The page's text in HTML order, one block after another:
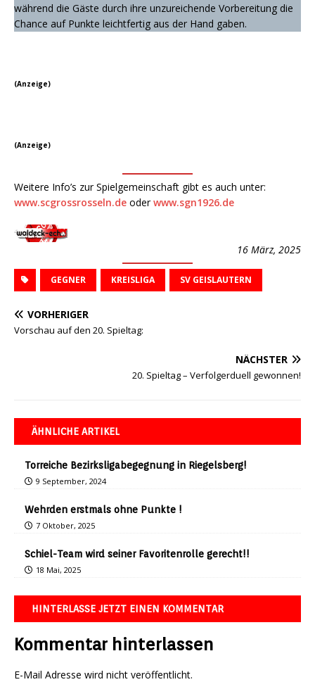
während die Gäste durch ihre unzureichende Vorbereitung die
Chance auf Punkte leichtfertig aus der Hand gaben.
(Anzeige)
(Anzeige)
Weitere Info’s zur Spielgemeinschaft gibt es auch unter:
www.scgrossrosseln.de oderwww.sgn1926.de
16 März, 2025
GEGNER KREISLIGA SV GEISLAUTERN
VORHERIGER
Vorschau auf den 20. Spieltag:
NÄCHSTER
20. Spieltag – Verfolgerduell gewonnen!
ÄHNLICHE ARTIKEL
Torreiche Bezirksligabegegnung in Riegelsberg!
9 September, 2024
Wehrden erstmals ohne Punkte !
7 Oktober, 2025
Schiel-Team wird seiner Favoritenrolle gerecht!!
18 Mai, 2025
HINTERLASSE JETZT EINEN KOMMENTAR
Kommentar hinterlassen
E-Mail Adresse wird nicht veröffentlicht.